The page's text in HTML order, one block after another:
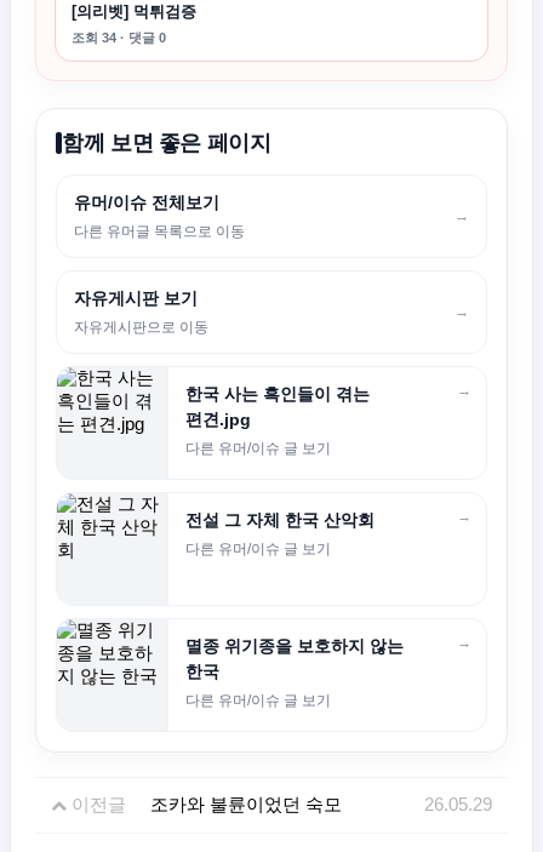
[의리벳] 먹튀검증
조회 34 · 댓글 0
함께 보면 좋은 페이지
유머/이슈 전체보기
다른 유머글 목록으로 이동
→
자유게시판 보기
자유게시판으로 이동
→
한국 사는 흑인들이 겪는
편견.jpg
다른 유머/이슈 글 보기
→
전설 그 자체 한국 산악회
다른 유머/이슈 글 보기
→
멸종 위기종을 보호하지 않는
한국
다른 유머/이슈 글 보기
→
이전글 조카와 불륜이었던 숙모 26.05.29